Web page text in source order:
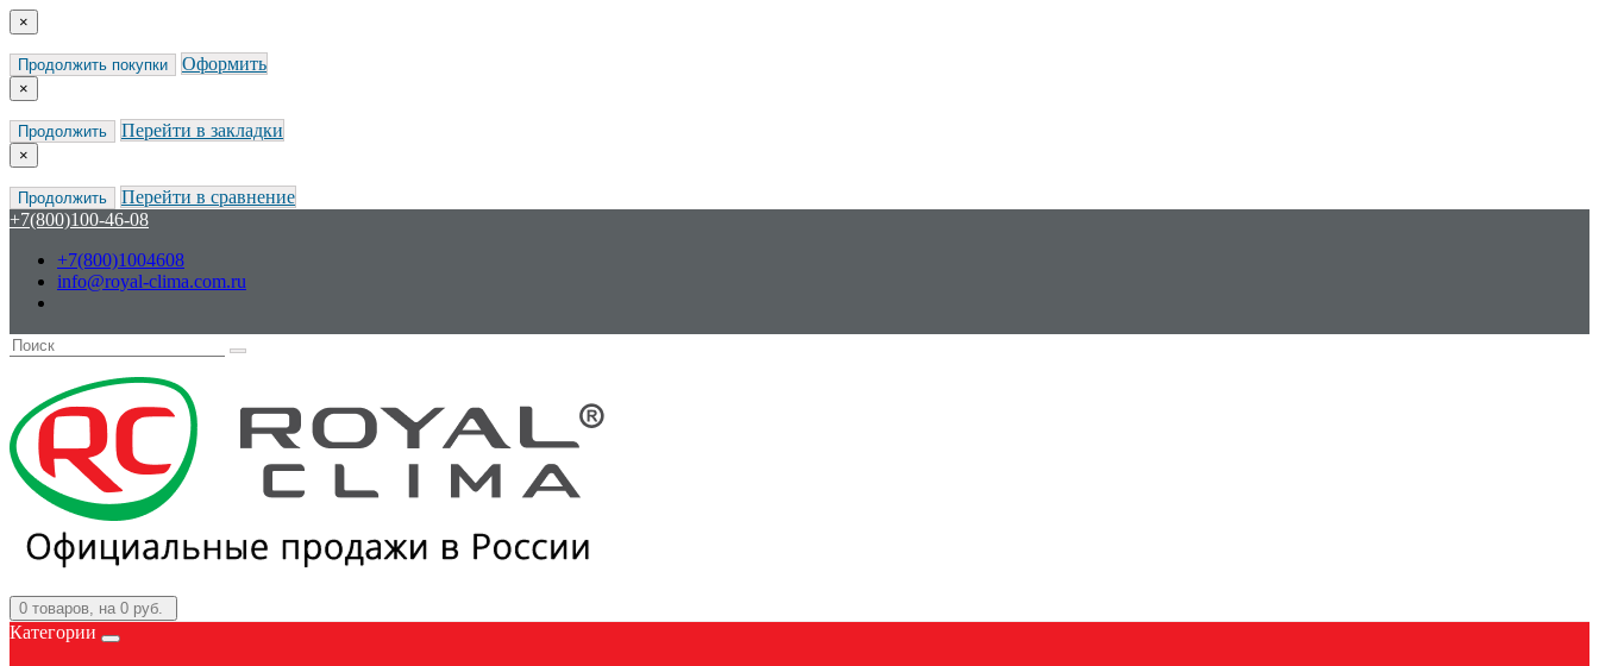
×
Продолжить покупки Оформить
×
Продолжить Перейти в закладки
×
Продолжить
Перейти в сравнение
+7(800)100-46-08
+7(800)1004608
info@royal-clima.com.ru
0 товаров, на 0 руб.
Категории